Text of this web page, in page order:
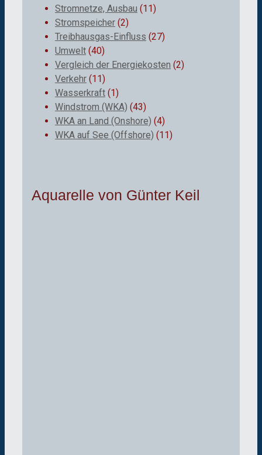
Stromnetze, Ausbau (11)
Stromspeicher (2)
Treibhausgas-Einfluss (27)
Umwelt (40)
Vergleich der Energiekosten (2)
Verkehr (11)
Wasserkraft (1)
Windstrom (WKA) (43)
WKA an Land (Onshore) (4)
WKA auf See (Offshore) (11)
Aquarelle von Günter Keil